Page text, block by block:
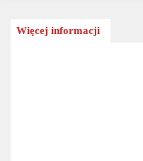
Więcej informacji